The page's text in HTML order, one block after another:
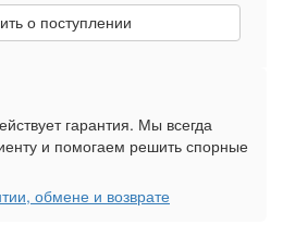
о поступлении
гарантия. Мы всегда
и помогаем решить спорные
обмене и возврате